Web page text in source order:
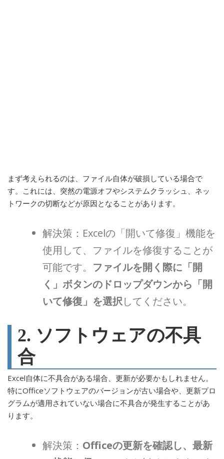
まず考えられるのは、ファイル自体が破損している場合で
す。これには、突然の電源オフやシステムクラッシュ、ネッ
トワークの切断などが原因となることがあります。
解決策：Excelの「開いて修復」機能を
使用して、ファイルを修復することが
可能です。 ファイルを開く際に「開
く」ボタンのドロップダウンから「開
いて修復」を選択してください。
2. ソフトウェアの不具
合
Excel自体に不具合がある場合、更新が必要かもしれません。
特にOfficeソフトウェアのバージョンが古い場合や、更新プロ
グラムが適用されていない場合に不具合が発生することがあ
ります。
解決策： Officeの更新を確認し、最新